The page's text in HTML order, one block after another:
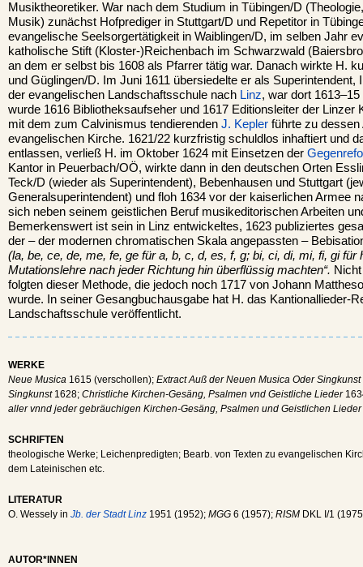
Musiktheoretiker. War nach dem Studium in Tübingen/D
Musik) zunächst Hofprediger in Stuttgart/D und Repetitor in
evangelische Seelsorgertätigkeit in Waiblingen/D, im selben Jahr
katholische Stift (Kloster-)Reichenbach im Schwarzwald
an dem er selbst bis 1608 als Pfarrer tätig war. Danach wirkte H.
und Güglingen/D. Im Juni 1611 übersiedelte er als Superintendent,
der evangelischen Landschaftsschule nach Linz, war dort
wurde 1616 Bibliotheksaufseher und 1617 Editionsleiter der Linzer
mit dem zum Calvinismus tendierenden J. Kepler führte zu
evangelischen Kirche. 1621/22 kurzfristig schuldlos inhaftiert und
entlassen, verließ H. im Oktober 1624 mit Einsetzen der
Kantor in Peuerbach/OÖ, wirkte dann in den deutschen Orten
Teck/D (wieder als Superintendent), Bebenhausen und Stuttgart
Generalsuperintendent) und floh 1634 vor der kaiserlichen Armee
sich neben seinem geistlichen Beruf musikeditorischen Arbeiten
Bemerkenswert ist sein in Linz entwickeltes, 1623 publiziertes
der – der modernen chromatischen Skala angepassten –
(la, be, ce, de, me, fe, ge für a, b, c, d, es, f, g; bi, ci, di, mi, fi, gi für
Mutationslehre nach jeder Richtung hin überflüssig machten“.
folgten dieser Methode, die jedoch noch 1717 von Johann
wurde. In seiner Gesangbuchausgabe hat H. das Kantionallieder-
Landschaftsschule veröffentlicht.
WERKE
Neue Musica 1615 (verschollen); Extract Auß der Neuen Musica Oder Singkunst
Singkunst1628; Christliche Kirchen-Gesäng, Psalmen vnd Geistliche Lieder
aller vnnd jeder gebräuchigen Kirchen-Gesäng, Psalmen und Geistlichen Lieder
SCHRIFTEN
theologische Werke; Leichenpredigten; Bearb. von Texten zu evangelischen
dem Lateinischen etc.
LITERATUR
O. Wessely in Jb. der Stadt Linz 1951 (1952); MGG 6 (1957); RISM DKL I/1
AUTOR*INNEN